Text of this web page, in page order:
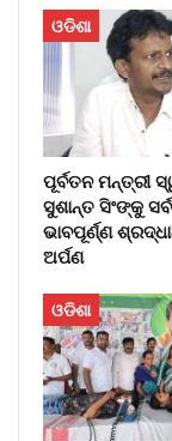
ଓଡିଶା
ପୂର୍ବତନ ମନ୍ତ୍ରୀ
ସୁଶାନ୍ତ ସିଂଙ୍କୁ
ଭାବପୂର୍ଣ୍ଣ
ଅର୍ପଣ
ଓଡିଶା